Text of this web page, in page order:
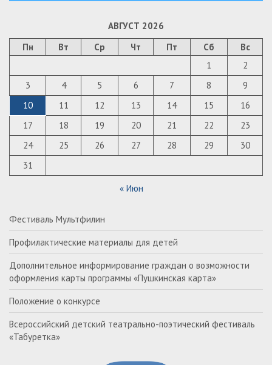
АВГУСТ 2026
Пн
Вт Ср Чт Пт Сб
Вс
1
2
3
4 5 6 7 8
9
10
11 12 13 14 15
16
17
18 19 20 21 22
23
24
25 26 27 28 29
30
31
« Июн
Фестиваль Мультфилин
Профилактические материалы для детей
Дополнительное информирование граждан о возможности
оформления карты программы «Пушкинская карта»
Положение о конкурсе
Всероссийский детский театрально-поэтический фестиваль
«Табуретка»